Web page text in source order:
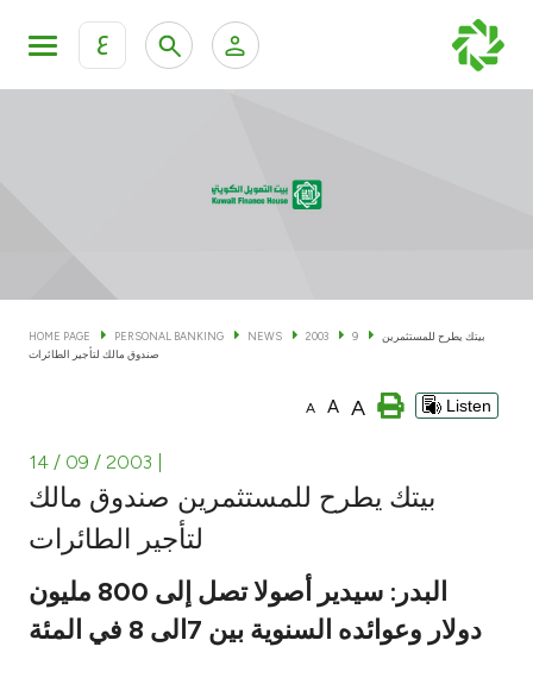
ع
KFH Online Corporate Banking Services
Cards
Banking Tiers
Investment
Tools & Services
HOME PAGE PERSONAL BANKING NEWS 2003 9
بيتك يطرح للمستثمرين
صندوق مالك لتأجير الطائرات
A A A Listen
14 / 09 / 2003
بيتك يطرح للمستثمرين صندوق مالك
لتأجير الطائرات
البدر: سيدير أصولا تصل إلى 800 مليون
دولار وعوائده السنوية بين 7الى 8 في المئة